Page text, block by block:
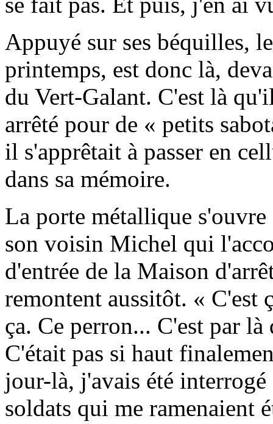
Appuyé sur ses béquilles,
printemps, est donc là,
du Vert-Galant. C'est là
arrêté pour de « petits
il s'apprêtait à passer en
dans sa mémoire.
La porte métallique
son voisin Michel qui
d'entrée de la Maison
remontent aussitôt. « C'est
ça. Ce perron... C'est par
C'était pas si haut
jour-là, j'avais été
soldats qui me ramenaient